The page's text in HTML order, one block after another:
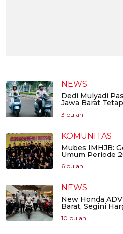
NEWS
Dedi Mulyadi
Jawa Barat
3 bulan
KOMUNITAS
Mubes IMHJB:
Umum Periode
6 bulan
NEWS
New Honda
Barat, Segini
10 bulan